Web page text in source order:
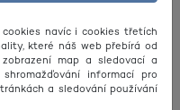
navíc i cookies třetích
které náš web přebírá od
map a sledovací a
informací pro
a sledování používání